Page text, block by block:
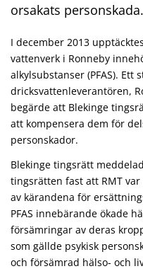
orsakats personskada.
I december 2013
vattenverk i Ronneby
alkylsubstanser (PFAS).
dricksvattenleverantören,
begärde att Blekinge
att kompensera dem för
personskador.
Blekinge tingsrätt
tingsrätten fast att RMT
av kärandena för
PFAS innebärande ökade
försämringar av deras
som gällde psykisk
och försämrad hälso- och